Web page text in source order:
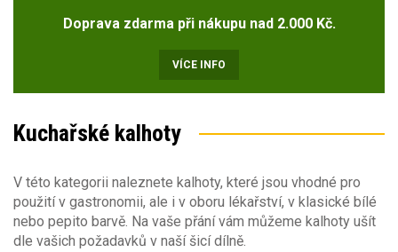
Velikost oděvů
36(1)
38-2XS(1)
42-XS(15)
44(5)
Výška postavy
Výška postavy
164(4)
170(8)
Barva
Barva
Sezóna
Doprava zdarma při nákupu nad 2.000 Kč.
VÍCE INFO
Kuchařské kalhoty
V této kategorii naleznete kalhoty, které jsou vhodné pro
použití v gastronomii, ale i v oboru lékařství, v klasické bílé
nebo pepito barvě. Na vaše přání vám můžeme kalhoty ušít
dle vašich požadavků v naší šicí dílně.